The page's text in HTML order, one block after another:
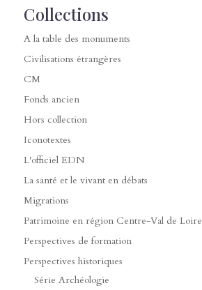
Collections
A la table des monuments
Civilisations étrangères
CM
Fonds ancien
Hors collection
Iconotextes
L'officiel EDN
La santé et le vivant en débats
Migrations
Patrimoine en région Centre-Val de Loire
Perspectives de formation
Perspectives historiques
Série Archéologie